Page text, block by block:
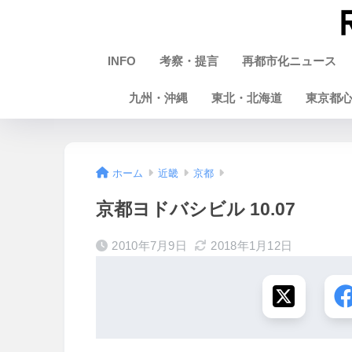
INFO 考察・提言 再都市化ニュース
九州・沖縄 東北・北海道 東京都心
ホーム 近畿 京都
京都ヨドバシビル 10.07
2010年7月9日 2018年1月12日